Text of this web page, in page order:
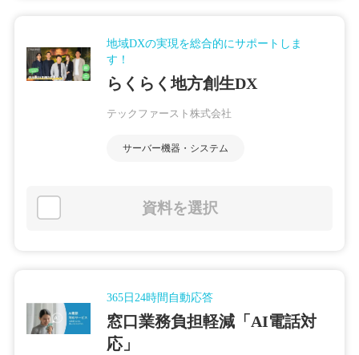
地域DXの実現を総合的にサポートしま
す！
らくらく地方創生DX
テックファースト株式会社
サーバー機器・システム
資料を選択
365日24時間自動応答
窓口業務負担軽減「AI電話対
応」